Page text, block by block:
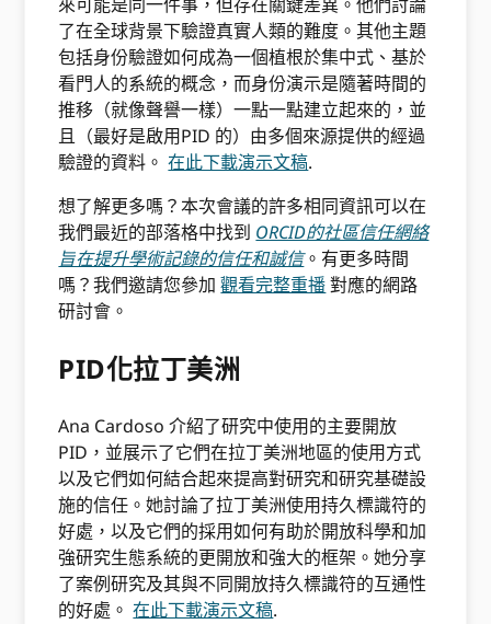
了在全球背景下驗證真實人類的難度。其他主題
包括身份驗證如何成為一個植根於集中式、基於
看門人的系統的概念，而身份演示是隨著時間的
推移（就像聲譽一樣）一點一點建立起來的，並
且（最好是啟用PID 的）由多個來源提供的經過
驗證的資料。在此下載演示文稿.
想了解更多嗎？本次會議的許多相同資訊可以在
我們最近的部落格中找到 ORCID的社區信任網絡
旨在提升學術記錄的信任和誠信。有更多時間
嗎？我們邀請您參加觀看完整重播對應的網路
研討會。
PID化拉丁美洲
Ana Cardoso 介紹了研究中使用的主要開放
PID，並展示了它們在拉丁美洲地區的使用方式
以及它們如何結合起來提高對研究和研究基礎設
施的信任。她討論了拉丁美洲使用持久標識符的
好處，以及它們的採用如何有助於開放科學和加
強研究生態系統的更開放和強大的框架。她分享
了案例研究及其與不同開放持久標識符的互通性
的好處。在此下載演示文稿.